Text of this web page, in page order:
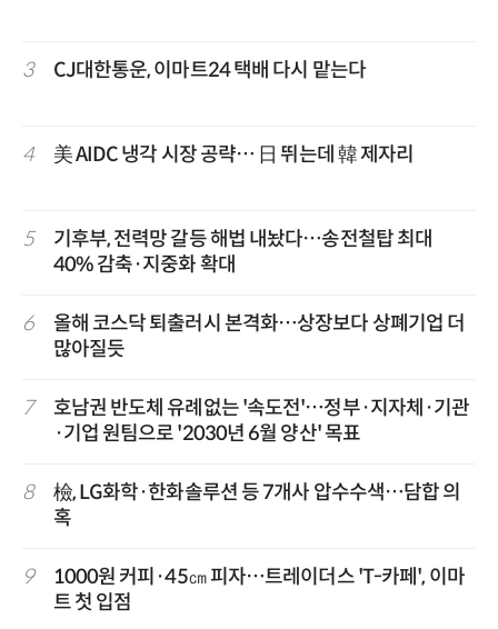
3 CJ대한통운, 이마트24 택배 다시 맡는다
4 美 AIDC 냉각 시장 공략… 日 뛰는데 韓 제자리
5
기후부, 전력망 갈등 해법 내놨다…송전철탑 최대
40% 감축·지중화 확대
6
올해 코스닥 퇴출러시 본격화…상장보다 상폐기업 더
많아질듯
7
호남권 반도체 유례없는 '속도전'…정부·지자체·기관
·기업 원팀으로 '2030년 6월 양산' 목표
8
檢, LG화학·한화솔루션 등 7개사 압수수색…담합 의
혹
9
1000원 커피·45㎝ 피자…트레이더스 'T-카페', 이마
트 첫 입점